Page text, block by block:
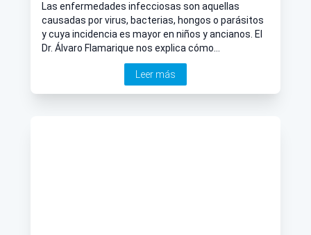
Las enfermedades infecciosas son aquellas
causadas por virus, bacterias, hongos o parásitos
y cuya incidencia es mayor en niños y ancianos. El
Dr. Álvaro Flamarique nos explica cómo
identificarlas y tratarlas.
Leer más